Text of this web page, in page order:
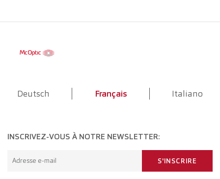
Deutsch Français Italiano
INSCRIVEZ-VOUS À NOTRE NEWSLETTER:
Adresse e-mail S'INSCRIRE